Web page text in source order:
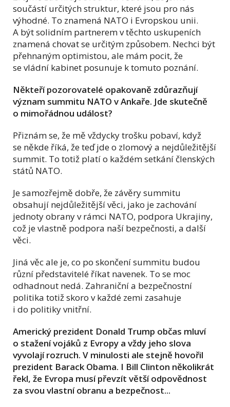
součástí určitých struktur, které jsou pro nás
výhodné. To znamená NATO i Evropskou unii.
A být solidním partnerem v těchto uskupeních
znamená chovat se určitým způsobem. Nechci být
přehnaným optimistou, ale mám pocit, že
se vládní kabinet posunuje k tomuto poznání.
Někteří pozorovatelé opakovaně zdůrazňují
význam summitu NATO v Ankaře. Jde skutečně
o mimořádnou událost?
Přiznám se, že mě vždycky trošku pobaví, když
se někde říká, že teď jde o zlomový a nejdůležitější
summit. To totiž platí o každém setkání členských
států NATO.
Je samozřejmě dobře, že závěry summitu
obsahují nejdůležitější věci, jako je zachování
jednoty obrany v rámci NATO, podpora Ukrajiny,
což je vlastně podpora naší bezpečnosti, a další
věci.
Jiná věc ale je, co po skončení summitu budou
různí představitelé říkat navenek. To se moc
odhadnout nedá. Zahraniční a bezpečnostní
politika totiž skoro v každé zemi zasahuje
i do politiky vnitřní.
Americký prezident Donald Trump občas mluví
o stažení vojáků z Evropy a vždy jeho slova
vyvolají rozruch. V minulosti ale stejně hovořil
prezident Barack Obama. I Bill Clinton několikrát
řekl, že Evropa musí převzít větší odpovědnost
za svou vlastní obranu a bezpečnost...